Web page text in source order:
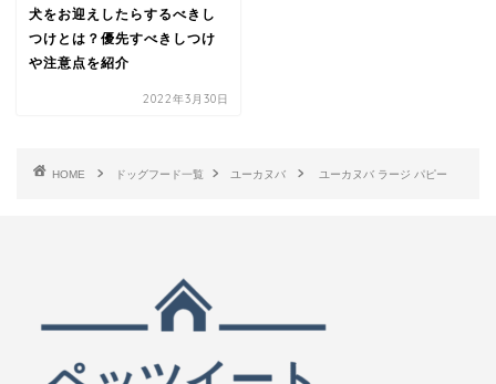
犬をお迎えしたらするべきし
つけとは？優先すべきしつけ
や注意点を紹介
2022年3月30日
HOME ドッグフード一覧 ユーカヌバ ユーカヌバ ラージ パピー